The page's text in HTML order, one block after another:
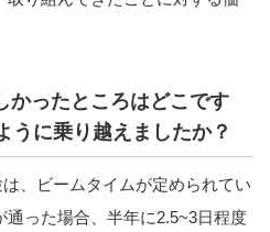
かったところはどこです
うに乗り越えましたか？
、ビームタイムが定められてい
通った場合、半年に2.5~3日程度